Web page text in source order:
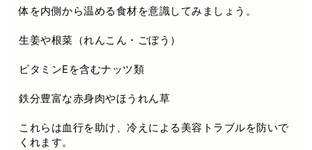
体を内側から温める食材を意識してみましょう。
生姜や根菜（れんこん・ごぼう）
ビタミンEを含むナッツ類
鉄分豊富な赤身肉やほうれん草
これらは血行を助け、冷えによる美容トラブルを防いで
くれます。